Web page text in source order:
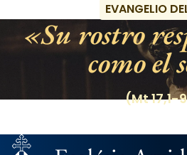
EVANGELIO
Su rostro
como el
(Mt 17,1-